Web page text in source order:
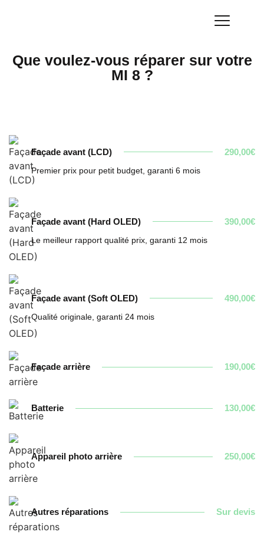
Que voulez-vous réparer sur votre
MI 8 ?
Façade avant (LCD) 290,00€
Premier prix pour petit budget, garanti 6 mois
Façade avant (Hard OLED) 390,00€
Le meilleur rapport qualité prix, garanti 12 mois
Façade avant (Soft OLED) 490,00€
Qualité originale, garanti 24 mois
Façade arrière 190,00€
Batterie 130,00€
Appareil photo arrière 250,00€
Autres réparations Sur devis